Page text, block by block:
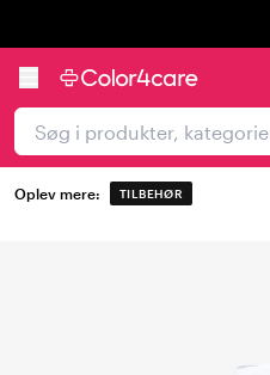
Oplev mere: TILBEHØR